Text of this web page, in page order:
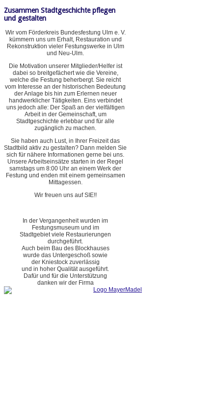
Zusammen Stadtgeschichte pflegen
und gestalten
Wir vom Förderkreis Bundesfestung Ulm e. V.
kümmern uns um Erhalt, Restauration und
Rekonstruktion vieler Festungswerke in Ulm
und Neu-Ulm.
Die Motivation unserer Mitglieder/Helfer ist
dabei so breitgefächert wie die Vereine,
welche die Festung beherbergt. Sie reicht
vom Interesse an der historischen Bedeutung
der Anlage bis hin zum Erlernen neuer
handwerklicher Tätigkeiten. Eins verbindet
uns jedoch alle: Der Spaß an der vielfältigen
Arbeit in der Gemeinschaft, um
Stadtgeschichte erlebbar und für alle
zugänglich zu machen.
Sie haben auch Lust, in Ihrer Freizeit das
Stadtbild aktiv zu gestalten? Dann melden Sie
sich für nähere Informationen gerne bei uns.
Unsere Arbeitseinsätze starten in der Regel
samstags um 8:00 Uhr an einem Werk der
Festung und enden mit einem gemeinsamen
Mittagessen.
Wir freuen uns auf SIE!!
In der Vergangenheit wurden im
Festungsmuseum und im
Stadtgebiet viele Restaurierungen
durchgeführt.
Auch beim Bau des Blockhauses
wurde das Untergeschoß sowie
der Kniestock zuverlässig
und in hoher Qualität ausgeführt.
Dafür und für die Unterstützung
danken wir der Firma